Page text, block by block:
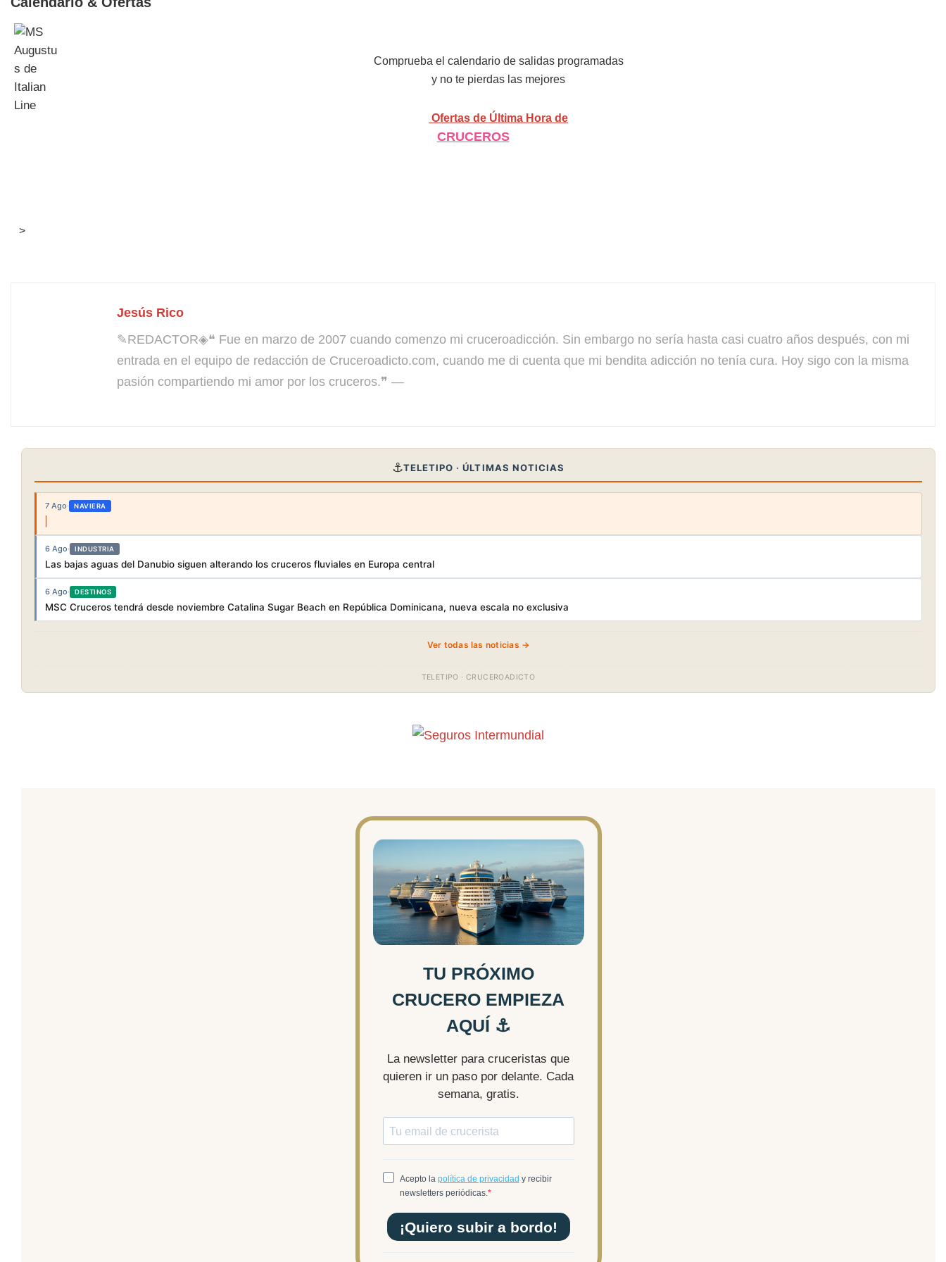
Comprueba el calendario de salidas programadas
y no te pierdas las mejores
Ofertas de Última Hora de
CRUCEROS
>
Jesús Rico
✎REDACTOR◈❝ Fue en marzo de 2007 cuando comenzo mi cruceroadicción. Sin embargo no sería hasta casi cuatro años después, con mi
entrada en el equipo de redacción de Cruceroadicto.com, cuando me di cuenta que mi bendita adicción no tenía cura. Hoy sigo con la misma
pasión compartiendo mi amor por los cruceros.❞ —
⚓TELETIPO · ÚLTIMAS NOTICIAS
7 Ago· NAVIERA
6 Ago· INDUSTRIA
Las bajas aguas del Danubio siguen alterando los cruceros fluviales en Europa central
6 Ago· DESTINOS
MSC Cruceros tendrá desde noviembre Catalina Sugar Beach en República Dominicana, nueva escala no exclusiva
Ver todas las noticias →
TELETIPO · CRUCEROADICTO